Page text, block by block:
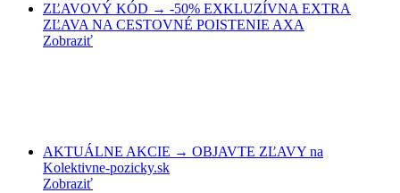
ZĽAVOVÝ KÓD → -50% EXKLUZÍVNA EXTRA
ZĽAVA NA CESTOVNÉ POISTENIE AXA
Zobraziť
AKTUÁLNE AKCIE → OBJAVTE ZĽAVY na
Kolektivne-pozicky.sk
Zobraziť